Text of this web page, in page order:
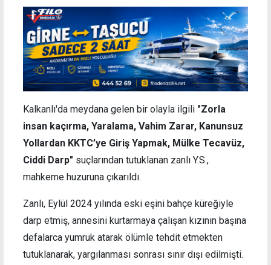
Kalkanlı'da meydana gelen bir olayla ilgili "Zorla
insan kaçırma, Yaralama, Vahim Zarar, Kanunsuz
Yollardan KKTC’ye Giriş Yapmak, Mülke Tecavüz,
Ciddi Darp" suçlarından tutuklanan zanlı Y.S.,
mahkeme huzuruna çıkarıldı.
Zanlı, Eylül 2024 yılında eski eşini bahçe küreğiyle
darp etmiş, annesini kurtarmaya çalışan kızının başına
defalarca yumruk atarak ölümle tehdit etmekten
tutuklanarak, yargılanması sonrası sınır dışı edilmişti.